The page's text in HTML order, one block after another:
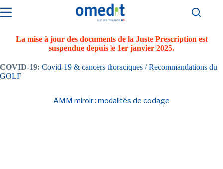
au
La mise à jour des documents de la Juste Prescription est
suspendue depuis le 1er janvier 2025.
COVID-19: Covid-19 & cancers thoraciques / Recommandations du
GOLF
AMM miroir : modalités de codage